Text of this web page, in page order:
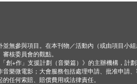
無參與項目。在本刊物／活動內（或由項目
核委員會的觀點。
創+作」支援計劃（音樂篇）》的主辦機構，
樂微電影；大會服務包括處理申請、批准申
任何索賠、賠償費用或法律責任。